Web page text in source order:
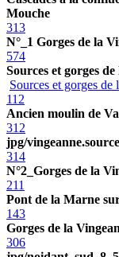
Mouche
313
N°_1 Gorges de la
574
Sources et gorges
Sources et gorges de
112
Ancien moulin de
312
jpg/
314
N°2_Gorges de la
211
Pont de la Marne
143
Gorges de la
306